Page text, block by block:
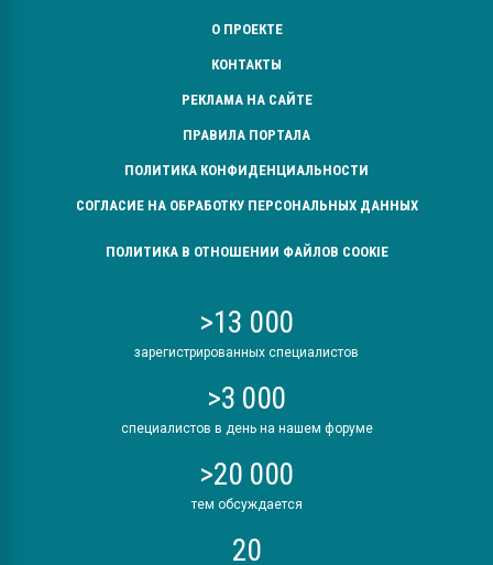
О ПРОЕКТЕ
КОНТАКТЫ
РЕКЛАМА НА САЙТЕ
ПРАВИЛА ПОРТАЛА
ПОЛИТИКА КОНФИДЕНЦИАЛЬНОСТИ
СОГЛАСИЕ НА ОБРАБОТКУ ПЕРСОНАЛЬНЫХ ДАННЫХ
ПОЛИТИКА В ОТНОШЕНИИ ФАЙЛОВ COOKIE
>13 000
зарегистрированных специалистов
>3 000
специалистов в день на нашем форуме
>20 000
тем обсуждается
20